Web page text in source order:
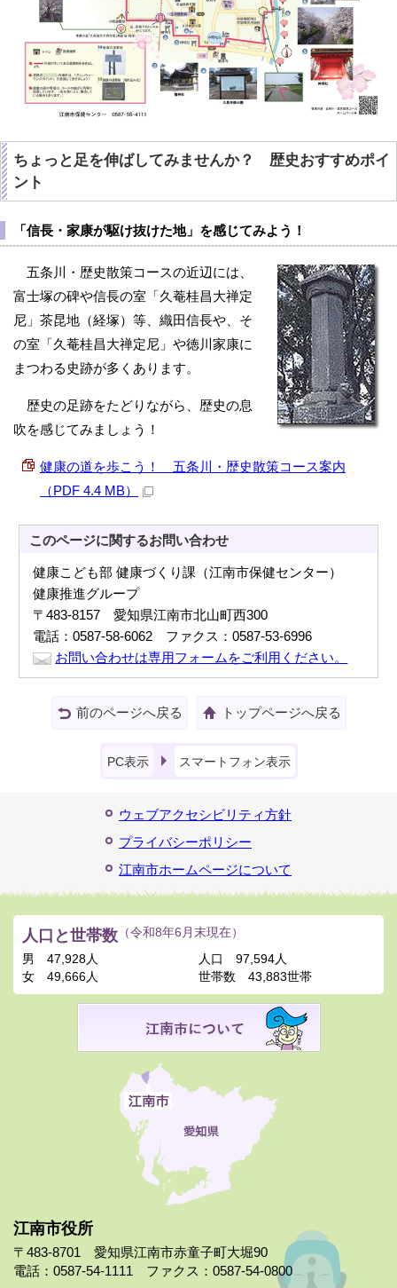
ちょっと足を伸ばしてみませんか？ 歴史おすすめポイ
ント
「信長・家康が駆け抜けた地」を感じてみよう！
五条川・歴史散策コースの近辺には、
富士塚の碑や信長の室「久菴桂昌大禅定
尼」茶昆地（経塚）等、織田信長や、そ
の室「久菴桂昌大禅定尼」や徳川家康に
まつわる史跡が多くあります。
歴史の足跡をたどりながら、歴史の息
吹を感じてみましょう！
健康の道を歩こう！ 五条川・歴史散策コース案内
（PDF 4.4 MB）
このページに関するお問い合わせ
健康こども部 健康づくり課（江南市保健センター）
健康推進グループ
〒483-8157 愛知県江南市北山町西300
電話：0587-58-6062 ファクス：0587-53-6996
お問い合わせは専用フォームをご利用ください。
前のページへ戻る トップページへ戻る
PC表示 スマートフォン表示
ウェブアクセシビリティ方針
プライバシーポリシー
江南市ホームページについて
江南市役所
〒483-8701 愛知県江南市赤童子町大堀90
電話：0587-54-1111 ファクス：0587-54-0800
人口と世帯数 （令和8年6月末現在）
男
47,928人
女
49,666人
人口
97,594人
世帯数
43,883世帯